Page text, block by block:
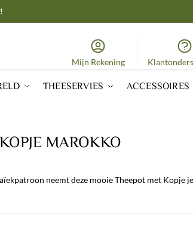
Mijn Rekening
THEESERVIES ACCESSOIRES
MAROKKO
neemt deze mooie Theepot met Kopje